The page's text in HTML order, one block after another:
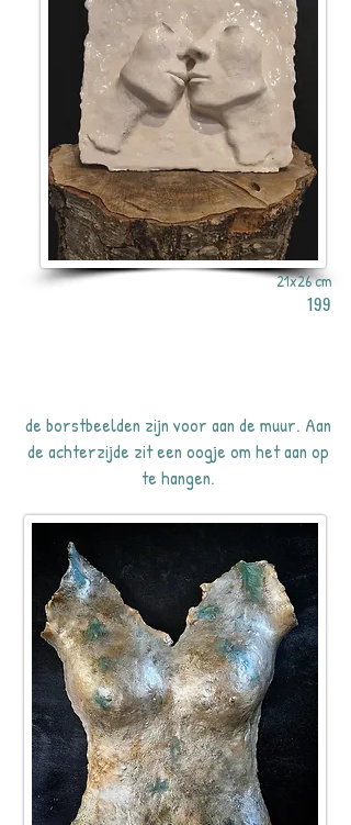
21x26 cm
199
de borstbeelden zijn voor aan de muur. Aan
de achterzijde zit een oogje om het aan op
te hangen.